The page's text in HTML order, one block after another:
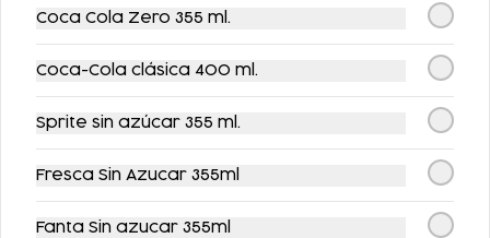
Coca Cola Zero 355 ml.
Coca-Cola clásica 400 ml.
Sprite sin azúcar 355 ml.
Fresca Sin Azucar 355ml
Fanta Sin azucar 355ml